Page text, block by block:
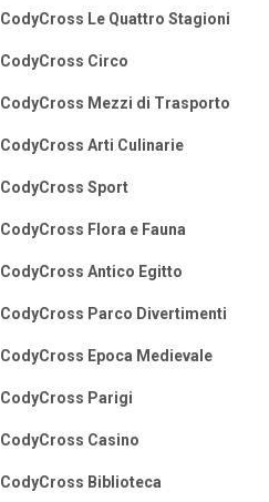
CodyCross Le Quattro Stagioni
CodyCross Circo
CodyCross Mezzi di Trasporto
CodyCross Arti Culinarie
CodyCross Sport
CodyCross Flora e Fauna
CodyCross Antico Egitto
CodyCross Parco Divertimenti
CodyCross Epoca Medievale
CodyCross Parigi
CodyCross Casino
CodyCross Biblioteca